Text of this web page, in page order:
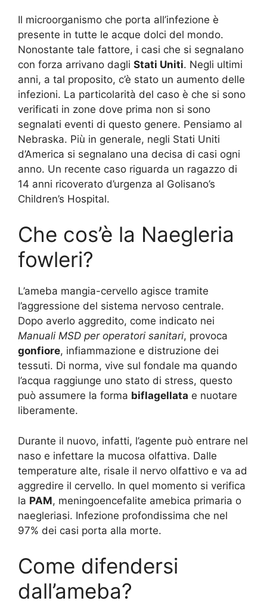
Il microorganismo che porta all’infezione è
presente in tutte le acque dolci del mondo.
Nonostante tale fattore, i casi che si segnalano
con forza arrivano dagli Stati Uniti. Negli ultimi
anni, a tal proposito, c’è stato un aumento delle
infezioni. La particolarità del caso è che si sono
verificati in zone dove prima non si sono
segnalati eventi di questo genere. Pensiamo al
Nebraska. Più in generale, negli Stati Uniti
d’America si segnalano una decisa di casi ogni
anno. Un recente caso riguarda un ragazzo di
14 anni ricoverato d’urgenza al Golisano’s
Children’s Hospital.
Che cos’è la Naegleria
fowleri?
L’ameba mangia-cervello agisce tramite
l’aggressione del sistema nervoso centrale.
Dopo averlo aggredito, come indicato nei
Manuali MSD per operatori sanitari, provoca
gonfiore, infiammazione e distruzione dei
tessuti. Di norma, vive sul fondale ma quando
l’acqua raggiunge uno stato di stress, questo
può assumere la forma biflagellata e nuotare
liberamente.
Durante il nuovo, infatti, l’agente può entrare nel
naso e infettare la mucosa olfattiva. Dalle
temperature alte, risale il nervo olfattivo e va ad
aggredire il cervello. In quel momento si verifica
la PAM, meningoencefalite amebica primaria o
naegleriasi. Infezione profondissima che nel
97% dei casi porta alla morte.
Come difendersi
dall’ameba?